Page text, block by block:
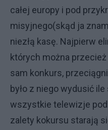
całej europy i pod
misyjnego(skąd ja
niezłą kasę. Najpierw
których można
sam konkurs,
było z niego wydusić
wszystkie telewizje
zalety kokursu starają